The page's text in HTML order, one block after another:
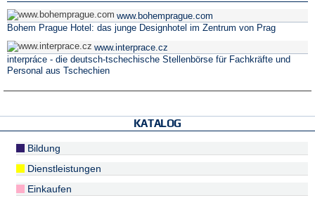
www.bohemprague.com
Bohem Prague Hotel: das junge Designhotel im Zentrum von Prag
www.interprace.cz
interpráce - die deutsch-tschechische Stellenbörse für Fachkräfte und
Personal aus Tschechien
KATALOG
Bildung
Dienstleistungen
Einkaufen